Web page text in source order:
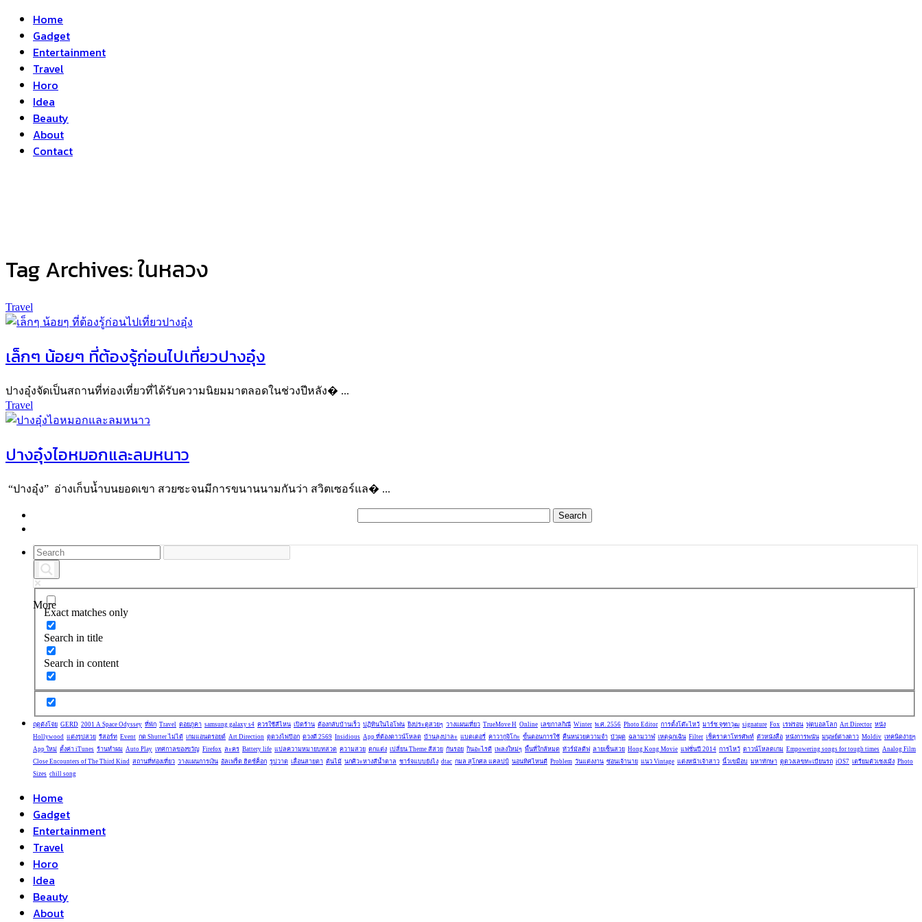
Home
Gadget
Entertainment
Travel
Horo
Idea
Beauty
About
Contact
Tag Archives:ในหลวง
Travel
เล็กๆ น้อยๆ ที่ต้องรู้ก่อนไปเที่ยวปางอุ๋ง
ปางอุ๋งจัดเป็นสถานที่ท่องเที่ยวที่ได้รับความนิยมมาตลอดในช่วงปีหลัง� ...
Travel
ปางอุ๋งไอหมอกและลมหนาว
“ปางอุ๋ง” อ่างเก็บน้ำบนยอดเขา สวยซะจนมีการขนานนามกันว่า สวิตเซอร์แล� ...
More
Exact matches only
Search in title
Search in content
ฤดูตังโจ่ย GERD 2001 A Space Odyssey ที่พัก Travel ดอยภูคา samsung galaxy s4 ควรใช้สีไหน เปิดร้าน ต้องกลับบ้านเร็ว ปฏิทินในไอโฟน ยิงประตูสวยๆ วางแผนเที่ยว TrueMove H Online เลขกาลกิณี Winter พ.ศ. 2556 Photo Editor การตั้งโต๊ะไหว้ มาร์ช จุฑาวุฒ signature Fox เรฟรอน ฟุตบอลโลก Art Director หนัง
Hollywood แต่งรูปสวย รีสอร์ท Event กด Shutter ไม่ได้ เกมแอนดรอยด์ Art Direction ดูดวงไพ่ป๊อก ดวงดี 2569 Insidious App ที่ต้องดาวน์โหลด บ้านลุงปาละ แบตเตอรี่ คาวากูจิโกะ ขั้นตอนการใช้ คืนหน่วยความจำ บัวผุด ฉลามวาฬ เหตุฉุกเฉิน Filter เช็คราคาโทรศัพท์ ตัวหนังสือ หนังการพนัน มนุษย์ต่างดาว Moldiv เทคนิดง่ายๆ
App ใหม่ ตั้งค่า iTunes ร้านทำผม Auto Play เทศกาลของขวัญ Firefox ละคร Battery life แปลความหมายบทสวด ความสวย ตกแต่ง เปลี่ยน Theme สีสวย กันรอย กินอะไรดี เพลงใหม่ๆ พื้นที่ใกล้หมด ทัวร์มัลดีฟ ลายเซ็นสวย Hong Kong Movie แฟชั่นปี 2014 การไหว้ ดาวน์โหลดเกม Empowering songs for tough times Analog Film
Close Encounters of The Third Kind สถานที่ท่องเที่ยว วางแผนการเงิน อัลเฟร็ด ฮิตช์ค็อก รูปวาด เลื่อนสายตา ต้นไม้ นกศิวะหางสีน้ำตาล ชาร์จแบบยังไง dtac กมล สุโกศล แคลปป์ นอนทิศไหนดี Problem วันแต่งงาน ซ่อนเจ้านาย แนว Vintage แต่งหน้าเจ้าสาว นิ้วเขมือบ มหาทักษา ดูดวงเลขทะเบียนรถ iOS7 เตรียมตัวเชงเม้ง Photo
Sizes chill song
Home
Gadget
Entertainment
Travel
Horo
Idea
Beauty
About